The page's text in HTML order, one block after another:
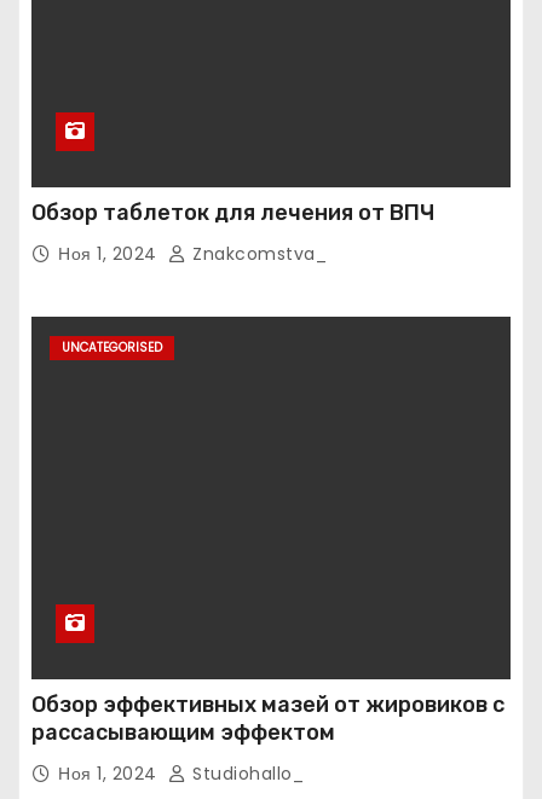
Обзор таблеток для лечения от ВПЧ
Ноя 1, 2024 Znakcomstva_
UNCATEGORISED
Обзор эффективных мазей от жировиков с
рассасывающим эффектом
Ноя 1, 2024 Studiohallo_